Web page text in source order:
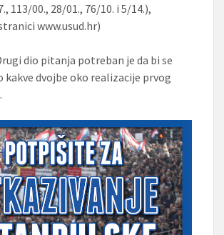
113/00., 28/01., 76/10. i 5/14.),
www.usud.hr)
dio pitanja potreban je da bi se
dvojbe oko realizacije prvog